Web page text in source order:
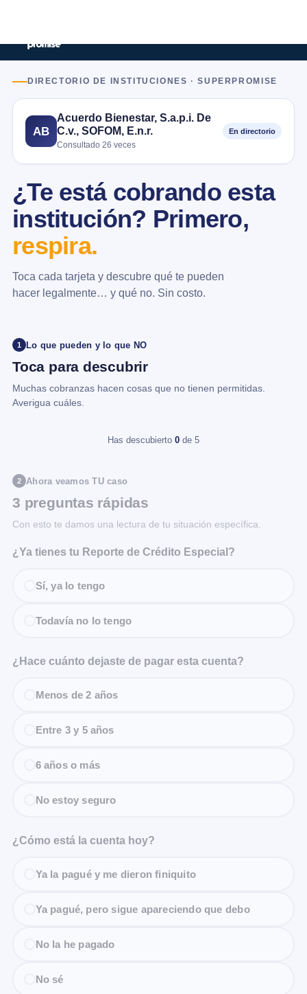
DIRECTORIO DE INSTITUCIONES · SUPERPROMISE
AB
Acuerdo Bienestar, S.a.p.i. De
C.v., SOFOM, E.n.r.
Consultado 26 veces
En directorio
¿Te está cobrando esta
institución? Primero,
respira.
Toca cada tarjeta y descubre qué te pueden
hacer legalmente… y qué no. Sin costo.
1 Lo que pueden y lo que NO
Toca para descubrir
Muchas cobranzas hacen cosas que no tienen permitidas.
Averigua cuáles.
Has descubierto 0 de 5
2 Ahora veamos TU caso
3 preguntas rápidas
Con esto te damos una lectura de tu situación específica.
¿Ya tienes tu Reporte de Crédito Especial?
Sí, ya lo tengo
Todavía no lo tengo
¿Hace cuánto dejaste de pagar esta cuenta?
Menos de 2 años
Entre 3 y 5 años
6 años o más
No estoy seguro
¿Cómo está la cuenta hoy?
Ya la pagué y me dieron finiquito
Ya pagué, pero sigue apareciendo que debo
No la he pagado
No sé